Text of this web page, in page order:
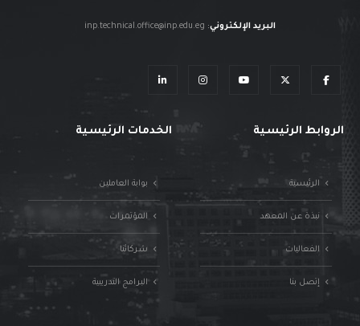
البريد الإلكتروني:
inp.technical.office@inp.edu.eg
الروابط الرئيسية
الرئيسية
نبذة عن المعهد
الفعاليات
إتصل بنا
الخدمات الرئيسية
بوابة العاملين
المؤتمرات
شركائنا
البرامج التدريبية